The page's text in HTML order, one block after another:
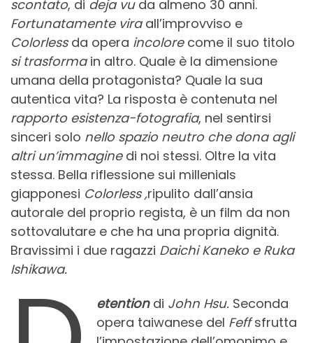
scontato, di deja vuda almeno 30 anni.
Fortunatamente viraall’improvviso e
Colorlessda opera incolorecome il suo titolo
si trasformain altro. Quale è la dimensione
umana della protagonista? Quale la sua
autentica vita? La risposta è contenuta nel
rapporto esistenza-fotografia, nel sentirsi
sinceri solo nello spazio neutro che dona agli
altri un’immaginedi noi stessi. Oltre la vita
stessa. Bella riflessione sui millenials
giapponesi Colorless ,ripulito dall’ansia
autorale del proprio regista, è un film da non
sottovalutare e che ha una propria dignità.
Bravissimi i due ragazzi Daichi Kaneko e Ruka
Ishikawa.
etentiondi John Hsu. Seconda
opera taiwanese del Feffsfrutta